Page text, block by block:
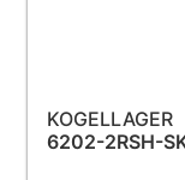
KOGELLAGER
6202-2RSH-